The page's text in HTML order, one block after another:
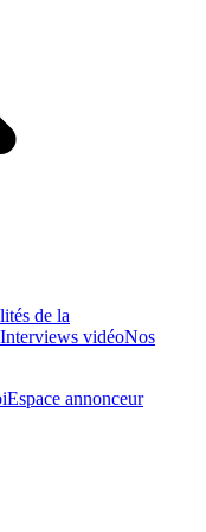
de la
Interviews vidéoNos
Espace annonceur